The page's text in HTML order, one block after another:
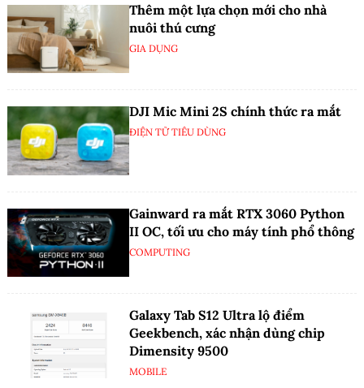
Thêm một lựa chọn mới cho nhà
nuôi thú cưng
GIA DỤNG
DJI Mic Mini 2S chính thức ra mắt
ĐIỆN TỬ TIÊU DÙNG
Gainward ra mắt RTX 3060 Python
II OC, tối ưu cho máy tính phổ thông
COMPUTING
Galaxy Tab S12 Ultra lộ điểm
Geekbench, xác nhận dùng chip
Dimensity 9500
MOBILE